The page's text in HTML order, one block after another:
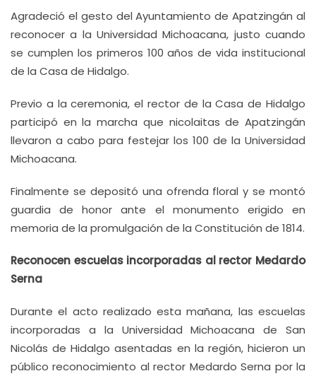
Agradeció el gesto del Ayuntamiento de Apatzingán al
reconocer a la Universidad Michoacana, justo cuando
se cumplen los primeros 100 años de vida institucional
de la Casa de Hidalgo.
Previo a la ceremonia, el rector de la Casa de Hidalgo
participó en la marcha que nicolaitas de Apatzingán
llevaron a cabo para festejar los 100 de la Universidad
Michoacana.
Finalmente se depositó una ofrenda floral y se montó
guardia de honor ante el monumento erigido en
memoria de la promulgación de la Constitución de 1814.
Reconocen escuelas incorporadas al rector Medardo
Serna
Durante el acto realizado esta mañana, las escuelas
incorporadas a la Universidad Michoacana de San
Nicolás de Hidalgo asentadas en la región, hicieron un
público reconocimiento al rector Medardo Serna por la